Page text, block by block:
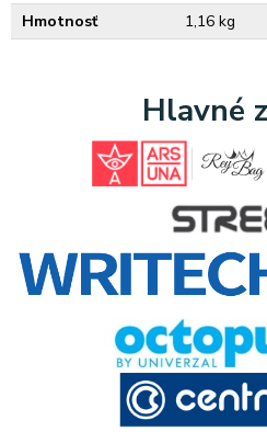
Hmotnosť 1,16 kg
Hlavné